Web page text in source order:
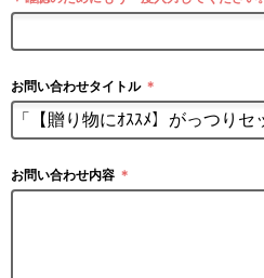
お問い合わせタイトル ＊
お問い合わせ内容 ＊